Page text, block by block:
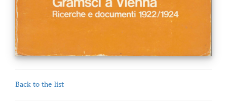
Back to the list